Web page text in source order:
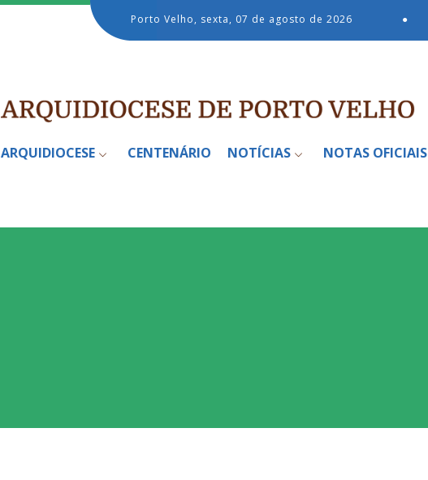
Porto Velho, sexta, 07 de agosto de 2026 ●
ARQUIDIOCESE CENTENÁRIO NOTÍCIAS NOTAS OFICIAIS